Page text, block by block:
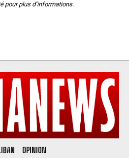
pour plus d’informations.
OPINION